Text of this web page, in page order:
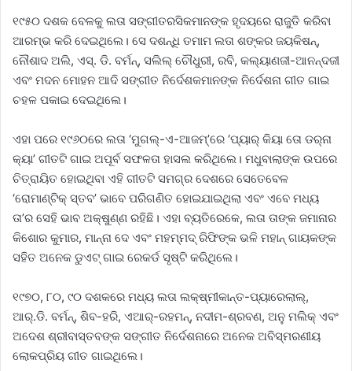
୧୯୫୦ ଦଶକ ବେଳକୁ ଲତା ସଙ୍ଗୀତରସିକମାନଙ୍କ ହୃଦୟରେ ରାଜୁତି କରିବା
ଆରମ୍ଭ କରି ଦେଇଥିଲେ। ସେ ଦଶନ୍ଧି ତମାମ ଲତା ଶଙ୍କର ଜୟକିଷନ୍‌,
ନୌଶାଦ ଅଲି, ଏସ୍‌. ଡି. ବର୍ମନ୍‌, ସଲିଲ୍ ଚୌଧୁରୀ, ରବି, କଲ୍ୟାଣଜୀ-ଆନନ୍ଦଜୀ
ଏବଂ ମଦନ ମୋହନ ଆଦି ସଙ୍ଗୀତ ନିର୍ଦେଶକମାନଙ୍କ ନିର୍ଦେଶନା ଗୀତ ଗାଇ
ଚହଳ ପକାଇ ଦେଇଥିଲେ।
ଏହା ପରେ ୧୯୬୦ରେ ଲତା ‘ମୁଗଲ୍‌-ଏ-ଆଜମ୍‌’ରେ ‘ପ୍ୟାର୍‌ କିୟା ତୋ ଡର୍‌ନା
କ୍ୟା’ ଗୀତଟି ଗାଇ ଅପୂର୍ବ ସଫଳତା ହାସଲ କରିଥିଲେ। ମଧୁବାଲାଙ୍କ ଉପରେ
ଚିତ୍ରାୟିତ ହୋଇଥିବା ଏହି ଗୀତଟି ସମଗ୍ର ଦେଶରେ ସେତେବେଳ
‘ରୋମାଣ୍ଟିକ୍‌ ସ୍ତବ’ ଭାବେ ପରିଗଣିତ ହୋଇଯାଇଥିଲା ଏବଂ ଏବେ ମଧ୍ୟ
ତା’ର ସେହି ଭାବ ଅକ୍ଷୁଣ୍ଣ ରହିଛି। ଏହା ବ୍ୟତିରେକେ, ଲତା ତାଙ୍କ ଜମାନାର
କିଶୋର କୁମାର, ମାନ୍ନା ଦେ ଏବଂ ମହମ୍ମଦ୍‌ ରିଫିଙ୍କ ଭଳି ମହାନ୍‌ ଗାୟକଙ୍କ
ସହିତ ଅନେକ ଡୁଏଟ୍‌ ଗାଇ ରେକର୍ଡ ସୃଷ୍ଟି କରିଥିଲେ।
୧୯୭୦, ୮୦, ୯୦ ଦଶକରେ ମଧ୍ୟ ଲତା ଲକ୍ଷ୍ମୀକାନ୍ତ-ପ୍ୟାରେଲାଲ୍‌,
ଆର୍‌.ଡି. ବର୍ମନ୍‌, ଶିବ-ହରି, ଏଆର୍‌-ରହମନ୍‌, ନଦୀମ-ଶ୍ରବଣ, ଅନୁ ମଲିକ୍‌ ଏବଂ
ଅଦେଶ ଶ୍ରୀବାସ୍ତବଙ୍କ ସଙ୍ଗୀତ ନିର୍ଦେଶନାରେ ଅନେକ ଅବିସ୍ମରଣୀୟ
ଲୋକପ୍ରିୟ ଗୀତ ଗାଇଥିଲେ।